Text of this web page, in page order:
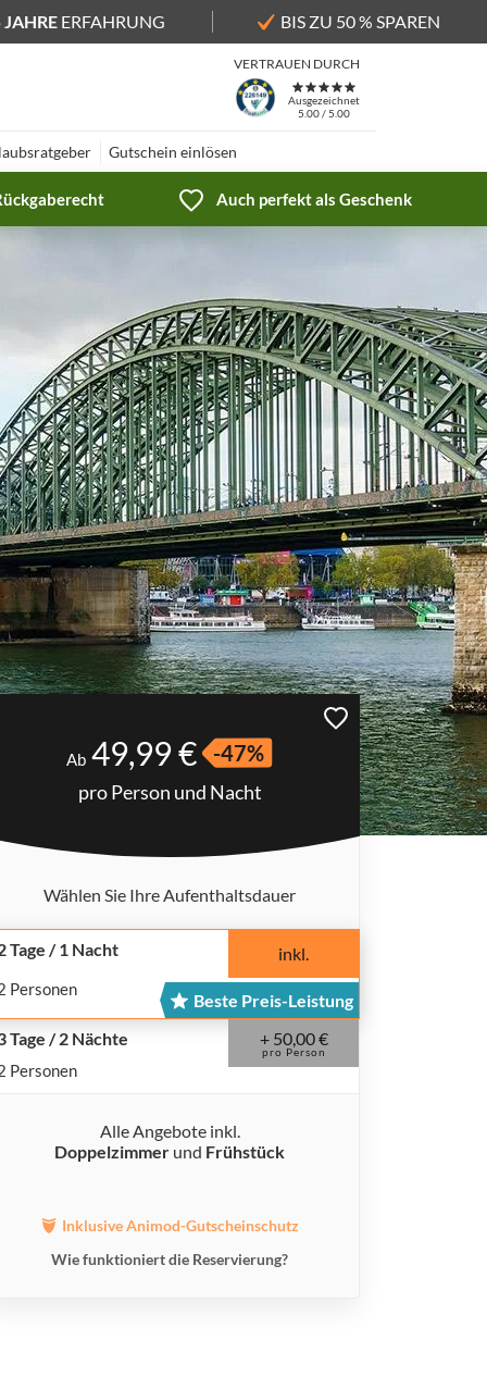
JAHREERFAHRUNG BIS ZU 50 % SPAREN
VERTRAUEN DURCH
Ausgezeichnet
5.00 / 5.00
Gutschein einlösen
Auch perfekt als Geschenk
Ab 49,99 € -47%
pro Person und Nacht
Wählen Sie Ihre Aufenthaltsdauer
Tage / 1 Nacht inkl.
Personen
Beste Preis-Leistung
Tage / 2 Nächte
+ 50,00 €
pro Person
Personen
Alle Angebote inkl.
Doppelzimmer und Frühstück
Inklusive Animod-Gutscheinschutz
Wie funktioniert die Reservierung?